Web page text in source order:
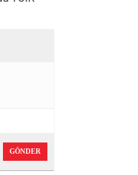
GÖNDER